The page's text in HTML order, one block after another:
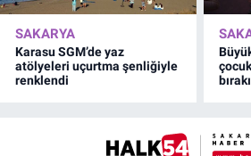
SAKARYA
Karasu SGM’de yaz
atölyeleri uçurtma şenliğiyle
renklendi